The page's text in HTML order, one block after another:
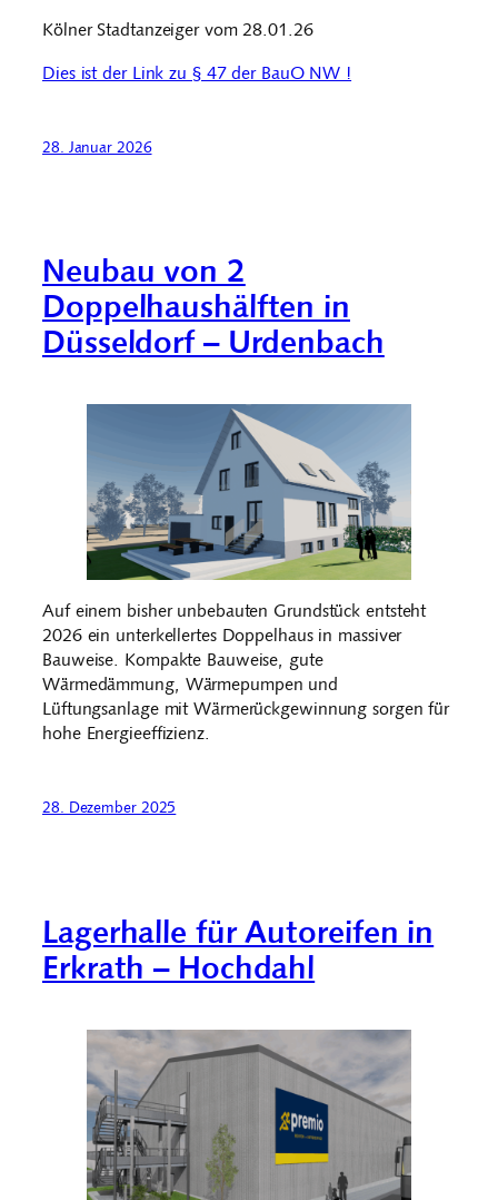
Kölner Stadtanzeiger vom 28.01.26
Dies ist der Link zu § 47 der BauO NW !
28. Januar 2026
Neubau von 2
Doppelhaushälften in
Düsseldorf – Urdenbach
Auf einem bisher unbebauten Grundstück entsteht
2026 ein unterkellertes Doppelhaus in massiver
Bauweise. Kompakte Bauweise, gute
Wärmedämmung, Wärmepumpen und
Lüftungsanlage mit Wärmerückgewinnung sorgen für
hohe Energieeffizienz.
28. Dezember 2025
Lagerhalle für Autoreifen in
Erkrath – Hochdahl